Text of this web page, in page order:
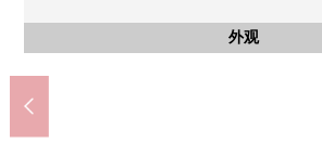
外观
外观
外观
外观
含有前面道路的外观
山崎站(JR西日本东海道本线)(
步行18分钟。
大山崎站(阪急京都本线)(约
步行19分钟。
Fresco山崎商店(约570m)
7-Eleven岛本町山崎4丁目商店(
岛本町立第2小学(约
岛本町立第2中学(约